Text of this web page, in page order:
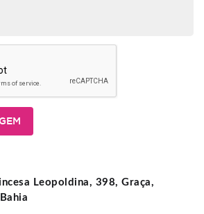
Leopoldina, 398, Graça,